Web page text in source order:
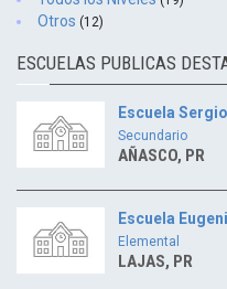
Otros (12)
ESCUELAS PUBLICAS
Escuela
Secundario
AÑASCO, PR
Escuela
Elemental
LAJAS, PR